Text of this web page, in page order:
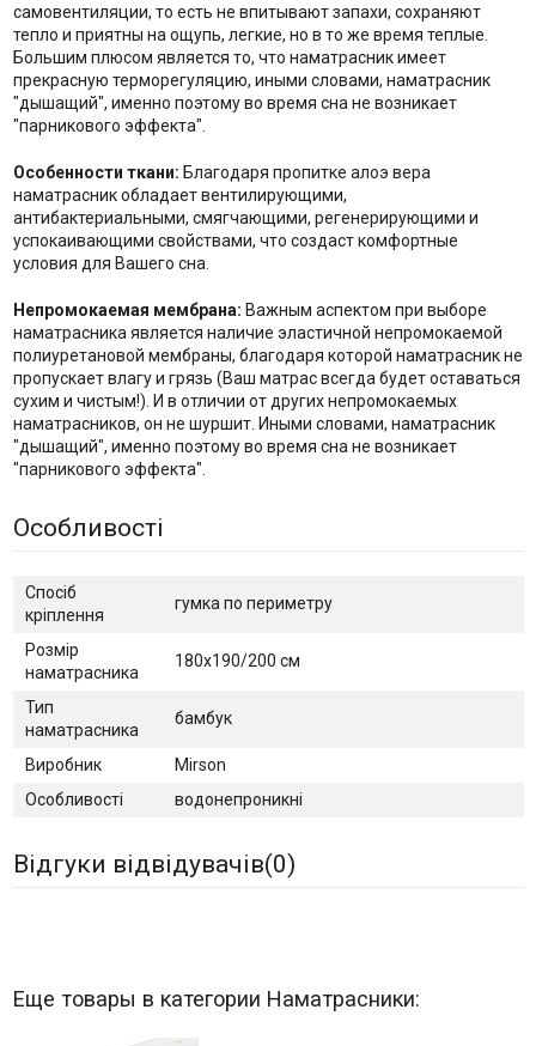
самовентиляции, то есть не впитывают запахи, сохраняют
тепло и приятны на ощупь, легкие, но в то же время теплые.
Большим плюсом является то, что наматрасник имеет
прекрасную терморегуляцию, иными словами, наматрасник
"дышащий", именно поэтому во время сна не возникает
"парникового эффекта".
Особенности ткани: Благодаря пропитке алоэ вера
наматрасник обладает вентилирующими,
антибактериальными, смягчающими, регенерирующими и
успокаивающими свойствами, что создаст комфортные
условия для Вашего сна.
Непромокаемая мембрана: Важным аспектом при выборе
наматрасника является наличие эластичной непромокаемой
полиуретановой мембраны, благодаря которой наматрасник не
пропускает влагу и грязь (Ваш матрас всегда будет оставаться
сухим и чистым!). И в отличии от других непромокаемых
наматрасников, он не шуршит. Иными словами, наматрасник
"дышащий", именно поэтому во время сна не возникает
"парникового эффекта".
Особливості
Спосіб
кріплення
гумка по периметру
Розмір
наматрасника
180х190/200 см
Тип
наматрасника
бамбук
Виробник
Mirson
Особливості
водонепроникні
Відгуки відвідувачів(0)
Еще товары в категории Наматрасники: